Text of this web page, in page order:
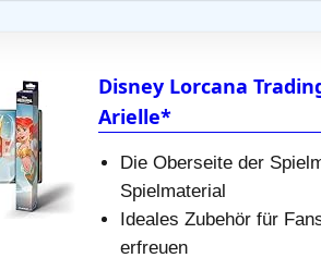
Disney Lorcana
Arielle*
Die Oberseite der
Spielmaterial
Ideales Zubehör für
erfreuen